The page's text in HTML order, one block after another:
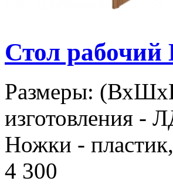
Стол
Размеры:
изготовления
Ножки -
4 300